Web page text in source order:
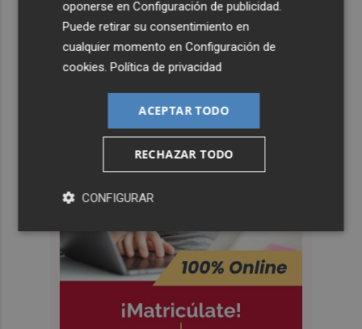
oponerse enConfiguración de publicidad.
Puede retirar su consentimiento en
cualquier momento enConfiguración de
cookies.Política de privacidad
ACEPTAR TODO
RECHAZAR TODO
CONFIGURAR